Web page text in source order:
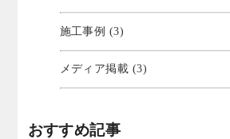
施工事例 (3)
メディア掲載 (3)
おすすめ記事